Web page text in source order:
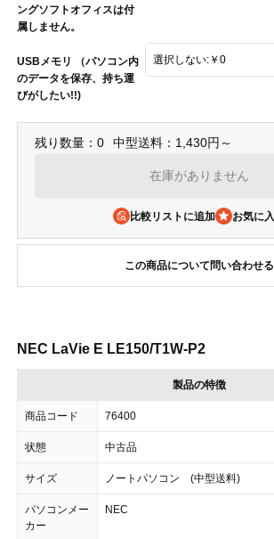
ングソフトオフィスは付
属しません。
USBメモリ （パソコン内
のデータを保存、持ち運
びがしたい!!)
残り数量：0 中型送料：1,430円～
在庫がありません
比較リストに追加
この商品について問い合わせる
NEC LaVie E LE150/T1W-P2
製品の特徴
商品コード 76400
状態 中古品
サイズ ノートパソコン (中型送料)
パソコンメー
カー
NEC